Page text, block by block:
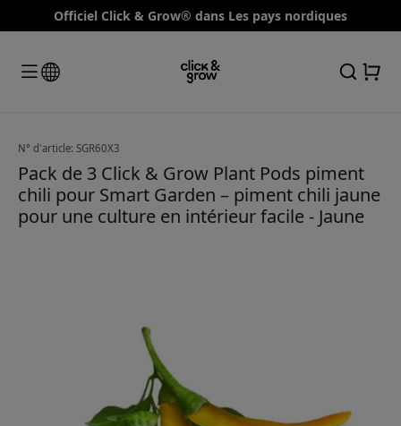
Officiel Click & Grow® dans Les pays nordiques
N° d'article: SGR60X3
Pack de 3 Click & Grow Plant Pods piment
chili pour Smart Garden – piment chili jaune
pour une culture en intérieur facile - Jaune